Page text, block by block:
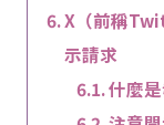
X（前稱
示請求
什麼